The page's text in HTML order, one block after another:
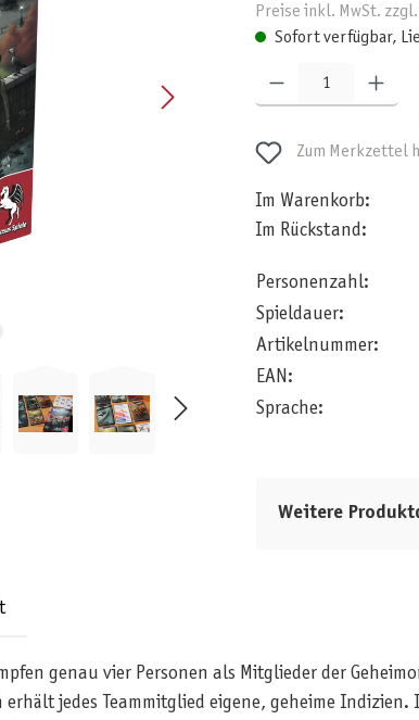
Preise inkl. MwSt.
Sofort verfügbar,
Produkt Anzahl: Gib den
Zum Merkzettel
Im Warenkorb:
Im Rückstand:
Personenzahl:
Spieldauer:
Artikelnummer:
EAN:
Sprache:
Weitere
genau vier Personen als Mitglieder der
jedes Teammitglied eigene, geheime